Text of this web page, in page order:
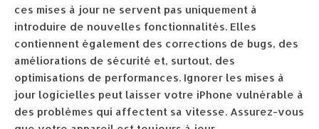
ces mises à jour ne servent pas uniquement à
introduire de nouvelles fonctionnalités. Elles
contiennent également des corrections de bugs, des
améliorations de sécurité et, surtout, des
optimisations de performances. Ignorer les mises à
jour logicielles peut laisser votre iPhone vulnérable à
des problèmes qui affectent sa vitesse. Assurez-vous